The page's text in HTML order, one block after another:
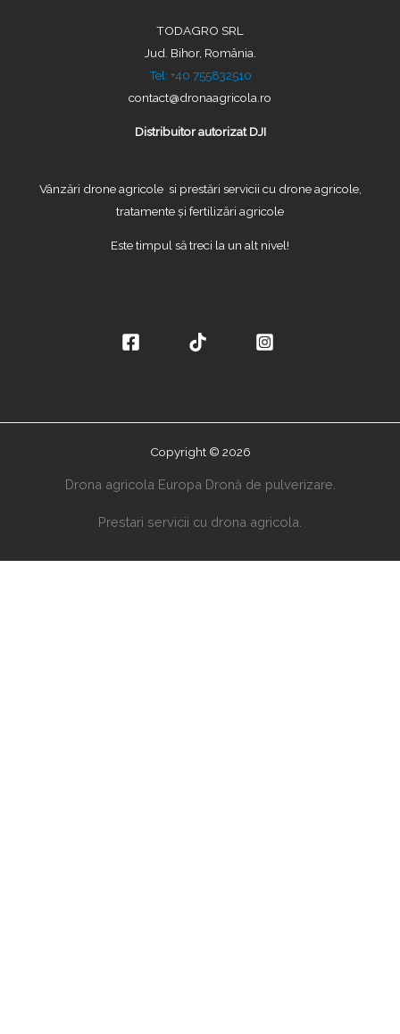
TODAGRO SRL
Jud. Bihor, România.
Tel: +40 755832510
contact@dronaagricola.ro
Distribuitor autorizat DJI
Vânzări drone agricole si prestări servicii cu drone agricole,
tratamente și fertilizări agricole
Este timpul să treci la un alt nivel!
Copyright © 2026
Drona agricola Europa Dronă de pulverizare.
Prestari servicii cu drona agricola.